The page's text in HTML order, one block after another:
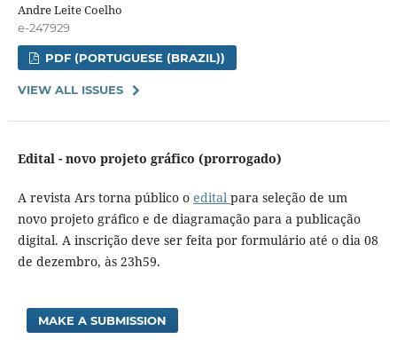
Andre Leite Coelho
e-247929
PDF (PORTUGUESE (BRAZIL))
VIEW ALL ISSUES
Edital - novo projeto gráfico (prorrogado)
A revista Ars torna público o edital para seleção de um
novo projeto gráfico e de diagramação para a publicação
digital. A inscrição deve ser feita por formulário até o dia 08
de dezembro, às 23h59.
MAKE A SUBMISSION